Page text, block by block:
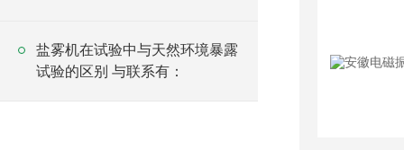
盐雾机在试验中与天然环境暴露
试验的区别 与联系有：